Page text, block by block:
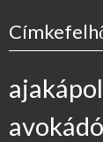
avokádó